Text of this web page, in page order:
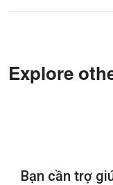
Explore
Bạn cần trợ